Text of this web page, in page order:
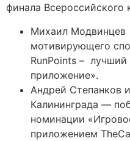
финала Всероссийского
Михаил Модвинцев
мотивирующего
RunPoints –
приложение».
Андрей Степанков
Калининграда —
номинации
приложением